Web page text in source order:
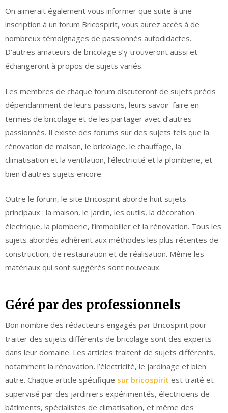
On aimerait également vous informer que suite à une
inscription à un forum Bricospirit, vous aurez accès à de
nombreux témoignages de passionnés autodidactes.
D’autres amateurs de bricolage s’y trouveront aussi et
échangeront à propos de sujets variés.
Les membres de chaque forum discuteront de sujets précis
dépendamment de leurs passions, leurs savoir-faire en
termes de bricolage et de les partager avec d’autres
passionnés. Il existe des forums sur des sujets tels que la
rénovation de maison, le bricolage, le chauffage, la
climatisation et la ventilation, l’électricité et la plomberie, et
bien d’autres sujets encore.
Outre le forum, le site Bricospirit aborde huit sujets
principaux : la maison, le jardin, les outils, la décoration
électrique, la plomberie, l’immobilier et la rénovation. Tous les
sujets abordés adhèrent aux méthodes les plus récentes de
construction, de restauration et de réalisation. Même les
matériaux qui sont suggérés sont nouveaux.
Géré par des professionnels
Bon nombre des rédacteurs engagés par Bricospirit pour
traiter des sujets différents de bricolage sont des experts
dans leur domaine. Les articles traitent de sujets différents,
notamment la rénovation, l’électricité, le jardinage et bien
autre. Chaque article spécifique sur bricospirit est traité et
supervisé par des jardiniers expérimentés, électriciens de
bâtiments, spécialistes de climatisation, et même des